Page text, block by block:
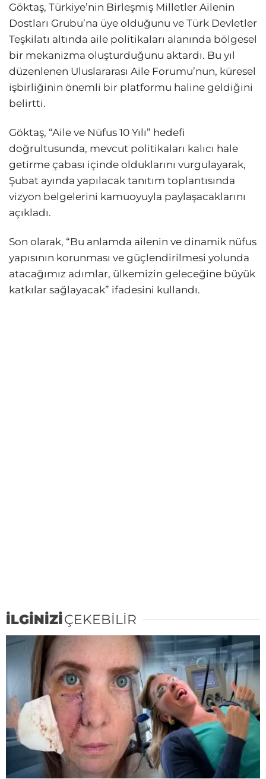
Göktaş, Türkiye’nin Birleşmiş Milletler Ailenin
Dostları Grubu’na üye olduğunu ve Türk Devletler
Teşkilatı altında aile politikaları alanında bölgesel
bir mekanizma oluşturduğunu aktardı. Bu yıl
düzenlenen Uluslararası Aile Forumu’nun, küresel
işbirliğinin önemli bir platformu haline geldiğini
belirtti.
Göktaş, “Aile ve Nüfus 10 Yılı” hedefi
doğrultusunda, mevcut politikaları kalıcı hale
getirme çabası içinde olduklarını vurgulayarak,
Şubat ayında yapılacak tanıtım toplantısında
vizyon belgelerini kamuoyuyla paylaşacaklarını
açıkladı.
Son olarak, “Bu anlamda ailenin ve dinamik nüfus
yapısının korunması ve güçlendirilmesi yolunda
atacağımız adımlar, ülkemizin geleceğine büyük
katkılar sağlayacak” ifadesini kullandı.
İLGİNİZİÇEKEBİLİR